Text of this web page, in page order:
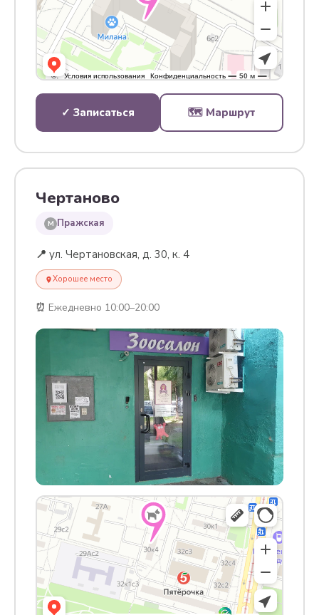
✓ Записаться 🗺 Маршрут
Чертаново
M Пражская
📍 ул. Чертановская, д. 30, к. 4
Хорошее место
⏰ Ежедневно 10:00–20:00